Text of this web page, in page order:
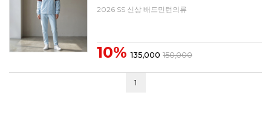
2026 SS 신상 배드민턴의류
10% 135,000 150,000
1